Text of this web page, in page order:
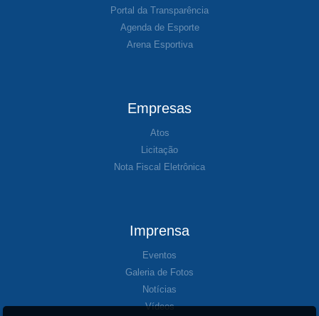
Portal da Transparência
Agenda de Esporte
Arena Esportiva
Empresas
Atos
Licitação
Nota Fiscal Eletrônica
Imprensa
Eventos
Galeria de Fotos
Notícias
Vídeos